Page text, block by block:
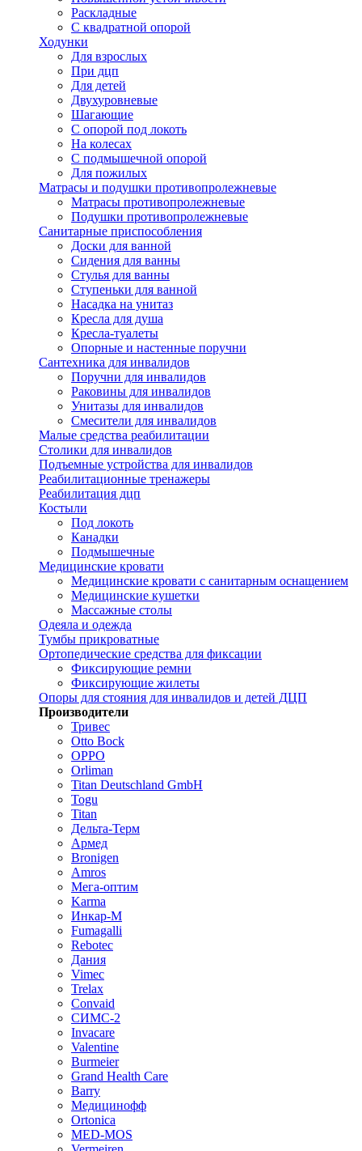
Раскладные
С квадратной опорой
Ходунки
Для взрослых
При дцп
Для детей
Двухуровневые
Шагающие
С опорой под локоть
На колесах
С подмышечной опорой
Для пожилых
Матрасы и подушки противопролежневые
Матрасы противопролежневые
Подушки противопролежневые
Санитарные приспособления
Доски для ванной
Сидения для ванны
Стулья для ванны
Ступеньки для ванной
Насадка на унитаз
Кресла для душа
Кресла-туалеты
Опорные и настенные поручни
Сантехника для инвалидов
Поручни для инвалидов
Раковины для инвалидов
Унитазы для инвалидов
Смесители для инвалидов
Малые средства реабилитации
Столики для инвалидов
Подъемные устройства для инвалидов
Реабилитационные тренажеры
Реабилитация дцп
Костыли
Под локоть
Канадки
Подмышечные
Медицинские кровати
Медицинские кровати с санитарным оснащением
Медицинские кушетки
Массажные столы
Одеяла и одежда
Тумбы прикроватные
Ортопедические средства для фиксации
Фиксирующие ремни
Фиксирующие жилеты
Опоры для стояния для инвалидов и детей ДЦП
Производители
Тривес
Otto Bock
OPPO
Orliman
Titan Deutschland GmbH
Togu
Titan
Дельта-Терм
Армед
Bronigen
Amros
Мега-оптим
Karma
Инкар-М
Fumagalli
Rebotec
Дания
Vimec
Trelax
Convaid
СИМС-2
Invacare
Valentine
Burmeier
Grand Health Care
Barry
Медицинофф
Ortonica
MED-MOS